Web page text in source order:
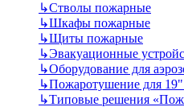
↳Стволы пожарные
↳Шкафы пожарные
↳Щиты пожарные
↳Эвакуационные
↳Оборудование для
↳Пожаротушение для
↳Типовые решения